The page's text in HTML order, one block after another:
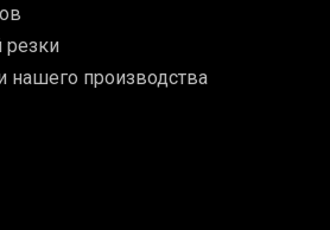
резки
нашего производства